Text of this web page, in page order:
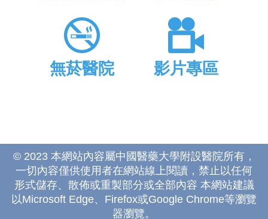
無菸醫院 影片專區
© 2023 本網站內容屬中國醫藥大學附設醫院所有，
一切內容僅供使用者在網站線上閱讀，禁止以任何
形式儲存、散佈或重製部分或全部內容 本網站建議
以Microsoft Edge、Firefox或Google Chrome等瀏覽
器瀏覽。